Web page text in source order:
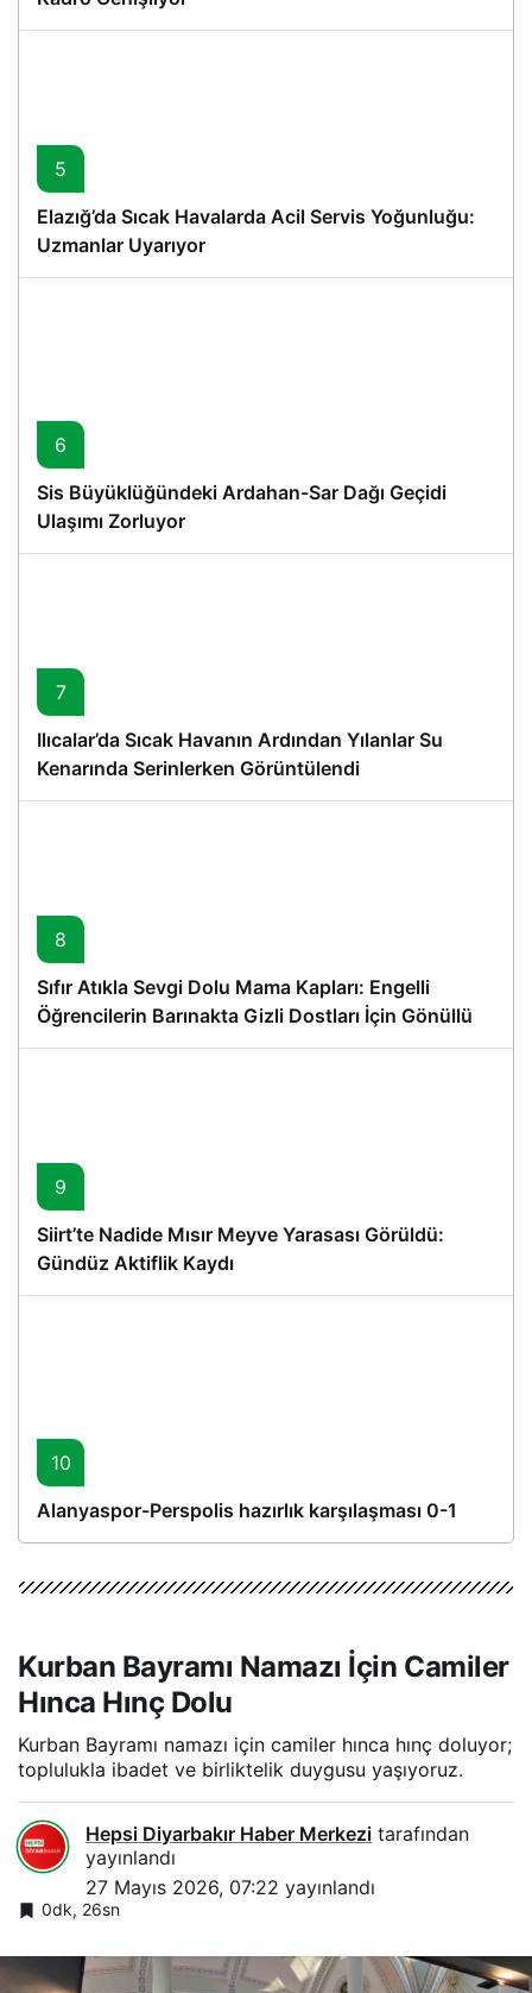
5
Elazığ’da Sıcak Havalarda Acil Servis Yoğunluğu:
Uzmanlar Uyarıyor
6
Sis Büyüklüğündeki Ardahan-Sar Dağı Geçidi
Ulaşımı Zorluyor
7
Ilıcalar’da Sıcak Havanın Ardından Yılanlar Su
Kenarında Serinlerken Görüntülendi
8
Sıfır Atıkla Sevgi Dolu Mama Kapları: Engelli
Öğrencilerin Barınakta Gizli Dostları İçin Gönüllü
Proje
9
Siirt’te Nadide Mısır Meyve Yarasası Görüldü:
Gündüz Aktiflik Kaydı
10
Alanyaspor-Perspolis hazırlık karşılaşması 0-1
Kurban Bayramı Namazı İçin Camiler
Hınca Hınç Dolu
Kurban Bayramı namazı için camiler hınca hınç doluyor;
toplulukla ibadet ve birliktelik duygusu yaşıyoruz.
Hepsi Diyarbakır Haber Merkezi tarafından
yayınlandı
27 Mayıs 2026, 07:22 yayınlandı
0dk, 26sn